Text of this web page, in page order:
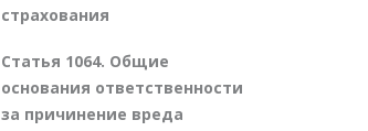
страхования
Статья 1064. Общие
основания ответственности
за причинение вреда